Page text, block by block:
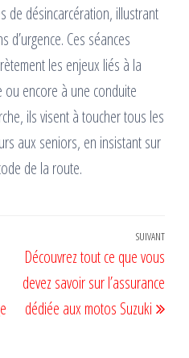
de désincarcération, illustrant
d’urgence. Ces séances
les enjeux liés à la
encore à une conduite
ils visent à toucher tous les
aux seniors, en insistant sur
de la route.
SUIVANT
Découvrez tout ce que vous
devez savoir sur l’assurance
dédiée aux motos Suzuki